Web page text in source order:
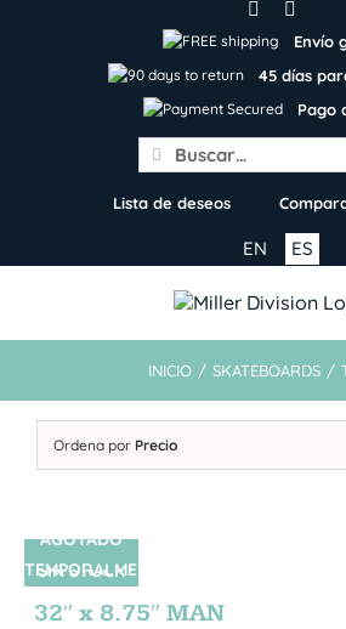
Envío
45 días
Pago
Search
for:
Lista de deseos
ES
EN
INICIO / SKATEBOARDS /
Ordena por Precio
SIN STOCK
AGOTADO
TEMPORALME
NTE
32″ x 8.75″ MAN